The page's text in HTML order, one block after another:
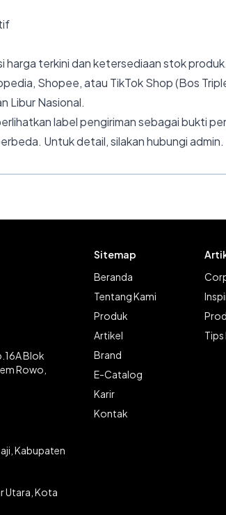
harga terkini dan ketersediaan stok produk.
Shopee, atau TikTok Shop (Bos
Libur Nasional.
label pengiriman sebagai bukti
Untuk detail, silakan hubungi admin.
Blok
Rowo,
Kabupaten
Utara, Kota
Sitemap
Beranda
Tentang Kami
Produk
Artikel
Brand
E-Catalog
Karir
Kontak
Tips